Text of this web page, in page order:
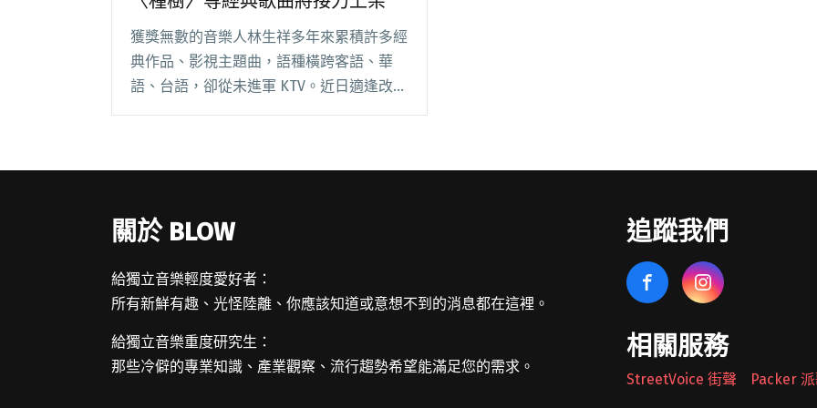
獲獎無數的音樂人林生祥多年來累積許多經
典作品、影視主題曲，語種橫跨客語、華
語、台語，卻從未進軍 KTV。近日適逢改編
自專輯《臨暗》的戲劇《都市開基祖》在客
關於 BLOW
給獨立音樂輕度愛好者：
所有新鮮有趣、光怪陸離、你應該知道或意想不到的消息都在這裡。
給獨立音樂重度研究生：
那些冷僻的專業知識、產業觀察、流行趨勢希望能滿足您的需求。
追蹤我們
相關服務
StreetVoice 街聲 Packer